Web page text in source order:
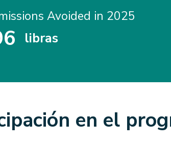
Avoided in 2025
6 libras
en el